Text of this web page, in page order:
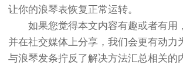
让你的浪琴表恢复正常运转。
如果您觉得本文内容有趣或者有用
并在社交媒体上分享，我们会更有动力
与浪琴发条拧反了解决方法汇总相关的